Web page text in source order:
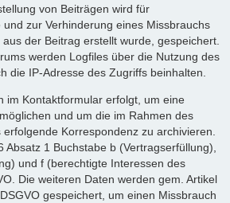
von Beiträgen wird für
zur Verhinderung eines Missbrauchs
der Beitrag erstellt wurde, gespeichert.
werden Logfiles über die Nutzung des
die IP-Adresse des Zugriffs beinhalten.
im Kontaktformular erfolgt, um eine
und um die im Rahmen des
Korrespondenz zu archivieren.
Absatz 1 Buchstabe b (Vertragserfüllung),
und f (berechtigte Interessen des
Die weiteren Daten werden gem. Artikel
gespeichert, um einen Missbrauch